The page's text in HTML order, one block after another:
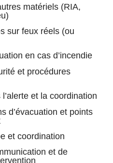
matériels (RIA,
sur feux réels (ou
en cas d’incendie
et procédures
l’alerte et la coordination
d’évacuation et points
et coordination
et de